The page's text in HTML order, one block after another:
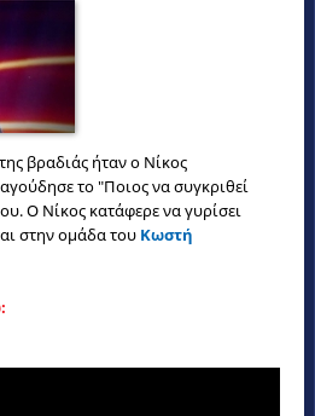
βραδιάς ήταν ο Νίκος
το "Ποιος να συγκριθεί
Ο Νίκος κατάφερε να γυρίσει
στην ομάδα του Κωστή